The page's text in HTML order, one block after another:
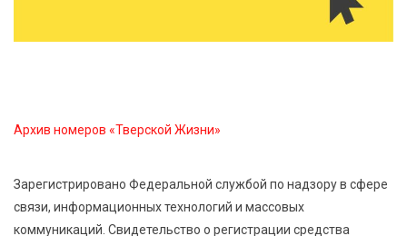
Архив номеров «Тверской Жизни»
Зарегистрировано Федеральной службой по надзору в сфере
связи, информационных технологий и массовых
коммуникаций. Свидетельство о регистрации средства